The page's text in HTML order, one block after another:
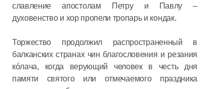
славление апостолам Петру и Павлу –
духовенство и хор пропели тропарь и кондак.
Торжество продолжил распространенный в
балканских странах чин благословения и резания
кóлача, когда верующий человек в честь дня
памяти святого или отмечаемого праздника